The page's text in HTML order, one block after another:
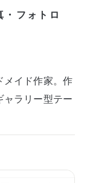
・フォトロ
メイド作家。作
ラリー型テー